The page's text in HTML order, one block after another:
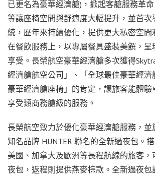
已更名為豪華經濟艙)，掀起客艙服務革
等讓座椅空間與舒適度大幅提升，並首次
統，歷年來持續優化，提供更大私密空間
在餐飲服務上，以專屬餐具盛裝美饌，
享受。長榮航空豪華經濟艙多次獲得
經濟艙航空公司」、「全球最佳豪華經濟
豪華經濟艙座椅」的肯定，讓旅客能體驗
享受類商務艙級的服務。
長榮航空致力於優化豪華經濟艙服務，並
知名品牌 HUNTER 聯名的全新過夜包。
美國、加拿大及歐洲等長程航線的旅客，
夜包，返程則提供燕麥棕款。全新過夜包